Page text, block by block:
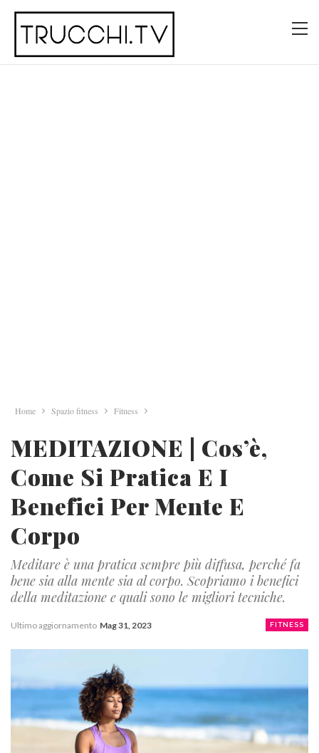
Home Spazio fitness Fitness
MEDITAZIONE | Cos’è,
Come Si Pratica E I
Benefici Per Mente E
Corpo
Meditare è una pratica sempre più diffusa, perché fa
bene sia alla mente sia al corpo. Scopriamo i benefici
della meditazione e quali sono le migliori tecniche.
FITNESS
Ultimo aggiornamento Mag 31, 2023